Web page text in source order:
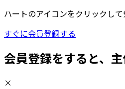
ハートのアイコンをクリックし
すぐに会員登録する
会員登録をすると、
×